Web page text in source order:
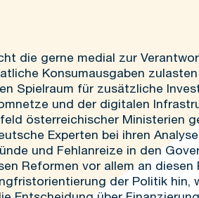
die gerne medial zur
Konsumausgaben
Spielraum für zusätzliche
und der digitalen
österreichischer Ministerien
Experten bei ihren
und Fehlanreize in den
Reformen vor allem an diesen
der Politik hin,